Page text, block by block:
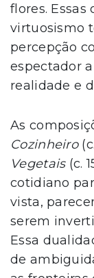
flores.
virtuosismo
percepção
espectador
realidade e
As
Cozinheiro
Vegetais(c.
cotidiano
vista,
serem
Essa
de